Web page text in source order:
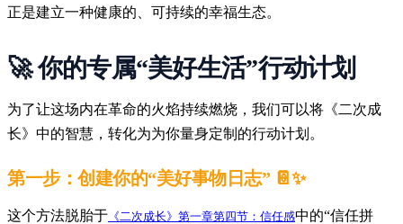
正是建立一种健康的、可持续的幸福生态。
🚀 你的专属“美好生活”行动计划
为了让这场内在革命的火焰持续燃烧，我们可以将《二次成
长》中的智慧，转化为为你量身定制的行动计划。
第一步：创建你的“美好事物日志” 📔✨
这个方法脱胎于 《二次成长》第一章第四节：信任感中的“信任拼